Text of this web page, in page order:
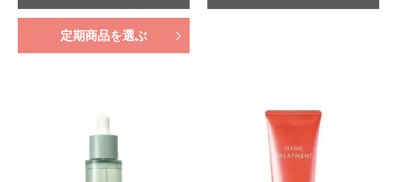
定期商品を選ぶ